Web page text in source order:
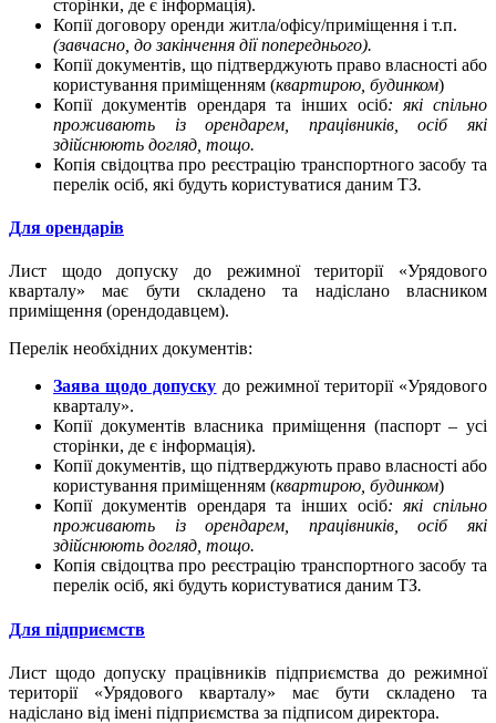
сторінки, де є інформація).
Копії договору оренди житла/офісу/приміщення і т.п.
(завчасно, до закінчення дії попереднього).
Копії документів, що підтверджують право власності або
користування приміщенням (квартирою, будинком)
Копії документів орендаря та інших осіб: які спільно
проживають із орендарем, працівників, осіб які
здійснюють догляд, тощо.
Копія свідоцтва про реєстрацію транспортного засобу та
перелік осіб, які будуть користуватися даним ТЗ.
Для орендарів
Лист щодо допуску до режимної території «Урядового
кварталу» має бути складено та надіслано власником
приміщення (орендодавцем).
Перелік необхідних документів:
Заява щодо допуску до режимної території «Урядового
кварталу».
Копії документів власника приміщення (паспорт – усі
сторінки, де є інформація).
Копії документів, що підтверджують право власності або
користування приміщенням (квартирою, будинком)
Копії документів орендаря та інших осіб: які спільно
проживають із орендарем, працівників, осіб які
здійснюють догляд, тощо.
Копія свідоцтва про реєстрацію транспортного засобу та
перелік осіб, які будуть користуватися даним ТЗ.
Для підприємств
Лист щодо допуску працівників підприємства до режимної
території «Урядового кварталу» має бути складено та
надіслано від імені підприємства за підписом директора.